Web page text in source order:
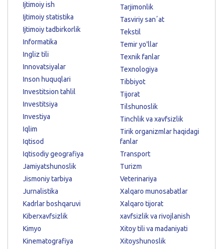
Ijtimoiy ish
Ijtimoiy statistika
Ijtimoiy tadbirkorlik
Informatika
Ingliz tili
Innovatsiyalar
Inson huquqlari
Investitsion tahlil
Investitsiya
Investiya
Iqlim
Iqtisod
Iqtisodiy geografiya
Jamiyatshunoslik
Jismoniy tarbiya
Jurnalistika
Kadrlar boshqaruvi
Kiberxavfsizlik
Kimyo
Kinematografiya
Tarjimonlik
Tasviriy sanʼat
Tekstil
Temir yo'llar
Texnik fanlar
Texnologiya
Tibbiyot
Tijorat
Tilshunoslik
Tinchlik va xavfsizlik
Tirik organizmlar haqidagi
fanlar
Transport
Turizm
Veterinariya
Xalqaro munosabatlar
Xalqaro tijorat
xavfsizlik va rivojlanish
Xitoy tili va madaniyati
Xitoyshunoslik